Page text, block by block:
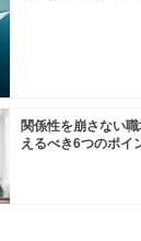
関係性を崩さない
えるべき6つのポイ